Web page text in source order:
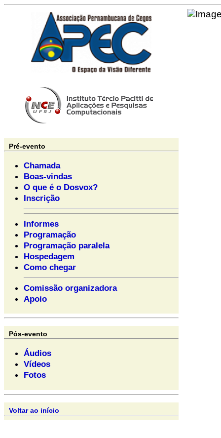
Pré-evento
Chamada
Boas-vindas
O que é o Dosvox?
Inscrição
Informes
Programação
Programação paralela
Hospedagem
Como chegar
Comissão organizadora
Apoio
Pós-evento
Áudios
Vídeos
Fotos
Voltar ao início